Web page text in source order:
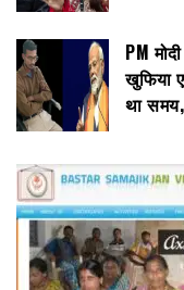
PM
खुफिया
था समय,